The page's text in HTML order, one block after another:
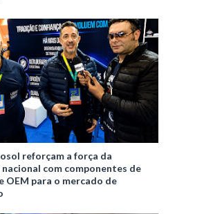
reforçam a força da
com componentes de
OEM para o mercado de